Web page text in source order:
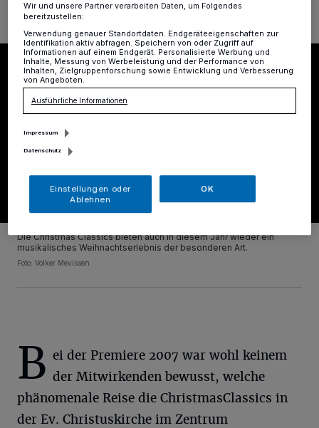
Die Christmas Classics bieten auch in diesem Jahr wieder ein
musikalisches Weihnachtserlebnis der besonderen Art.
Foto: Volker Mevissen
B ei der Premiere 2007 war wohl keinem
der Mitwirkenden bewusst, welche
phänomenale Reise die ChristmasClassics in
der Ev. Christuskirche im Zentrum
Wir und unsere Partner verarbeiten Daten, um Folgendes
bereitzustellen:
Verwendung genauer Standortdaten. Endgeräteeigenschaften zur
Identifikation aktiv abfragen. Speichern von oder Zugriff auf
Informationen auf einem Endgerät. Personalisierte Werbung und
Inhalte, Messung von Werbeleistung und der Performance von
Inhalten, Zielgruppenforschung sowie Entwicklung und Verbesserung
von Angeboten.
Ausführliche Informationen
Impressum
Datenschutz
Einstellungen oder
Ablehnen
OK